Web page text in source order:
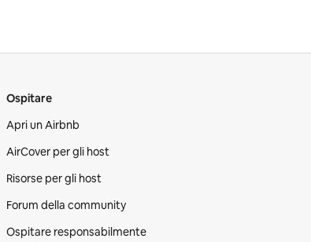
Ospitare
Apri un Airbnb
AirCover per gli host
Risorse per gli host
Forum della community
Ospitare responsabilmente